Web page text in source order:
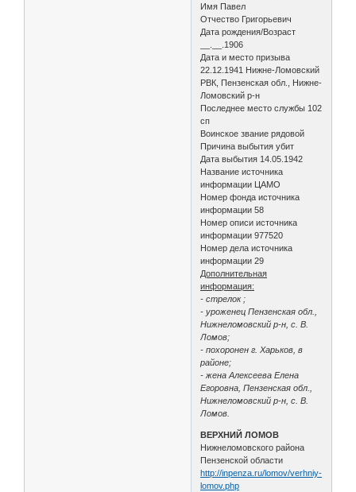
Имя Павел
Отчество Григорьевич
Дата рождения/Возраст
__.__.1906
Дата и место призыва
22.12.1941 Нижне-Ломовский
РВК, Пензенская обл., Нижне-
Ломовский р-н
Последнее место службы 102
сп
Воинское звание рядовой
Причина выбытия убит
Дата выбытия 14.05.1942
Название источника
информации ЦАМО
Номер фонда источника
информации 58
Номер описи источника
информации 977520
Номер дела источника
информации 29
Дополнительная
информация:
- стрелок ;
- уроженец Пензенская обл.,
Нижнеломовский р-н, с. В.
Ломов;
- похоронен г. Харьков, в
районе;
- жена Алексеева Елена
Егоровна, Пензенская обл.,
Нижнеломовский р-н, с. В.
Ломов.
ВЕРХНИЙ ЛОМОВ
Нижнеломовского района
Пензенской области
http://inpenza.ru/lomov/verhniy-
lomov.php